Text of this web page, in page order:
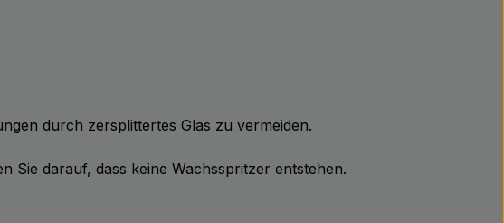
durch zersplittertes Glas zu vermeiden.
Sie darauf, dass keine Wachsspritzer entstehen.